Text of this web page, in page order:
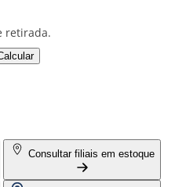
retirada.
Consultar filiais em estoque